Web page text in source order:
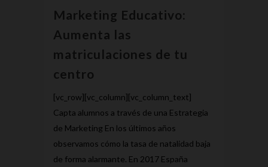
Marketing Educativo:
Aumenta las
matriculaciones de tu
centro
[vc_row][vc_column][vc_column_text]
Capta alumnos a través de una Estrategia
de Marketing En los últimos años
observamos cómo la tasa de natalidad baja
de forma alarmante. En 2017 España